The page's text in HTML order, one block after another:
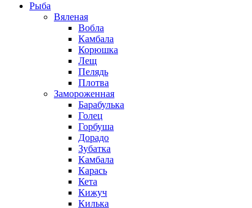
Рыба
Вяленая
Вобла
Камбала
Корюшка
Лещ
Пелядь
Плотва
Замороженная
Барабулька
Голец
Горбуша
Дорадо
Зубатка
Камбала
Карась
Кета
Кижуч
Килька